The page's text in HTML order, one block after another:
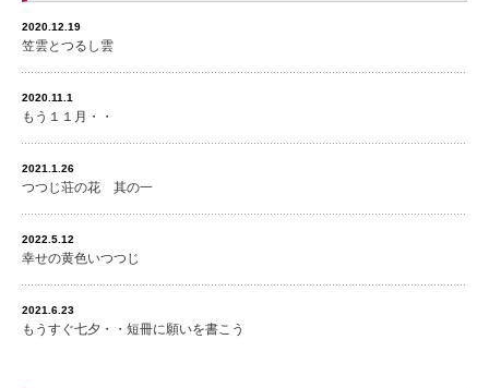
2020.12.19
笠雲とつるし雲
2020.11.1
もう１１月・・
2021.1.26
つつじ荘の花 其の一
2022.5.12
幸せの黄色いつつじ
2021.6.23
もうすぐ七夕・・短冊に願いを書こう